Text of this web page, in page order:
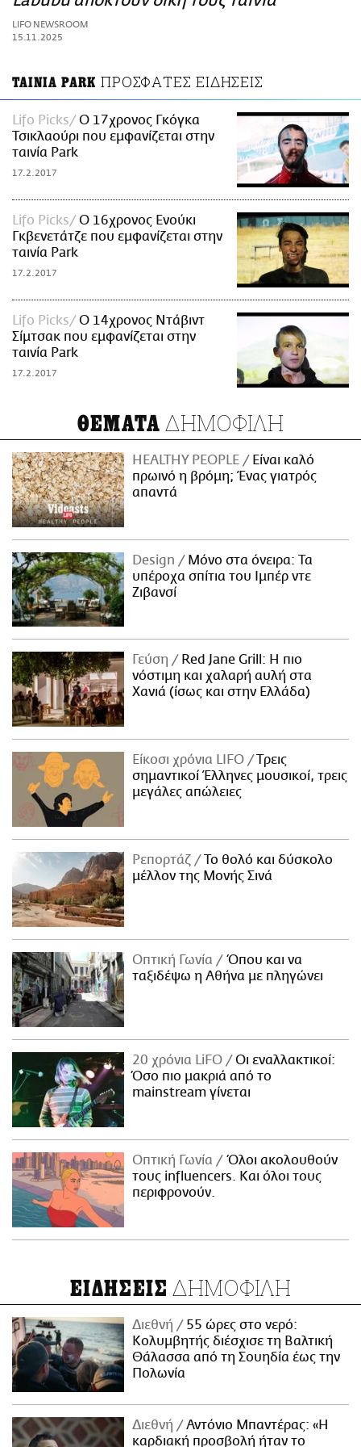
ΑΜΠΑ
PRINT
LIFO NEWSROOM
15.11.2025
ΤΑΙΝΙΑ PARK ΠΡΟΣΦΑΤΕΣ ΕΙΔΗΣΕΙΣ
Lifo Picks
Ο 17χρονος Γκόγκα
Τσικλαούρι που εμφανίζεται στην
ταινία Park
17.2.2017
Lifo Picks
Ο 16χρονος Ενούκι
Γκβενετάτζε που εμφανίζεται στην
ταινία Park
17.2.2017
Lifo Picks
O 14χρονος Ντάβιντ
Σίμτσακ που εμφανίζεται στην
ταινία Park
17.2.2017
ΘΕΜΑΤΑ ΔΗΜΟΦΙΛΗ
HEALTHY PEOPLE
Είναι καλό
πρωινό η βρόμη; Ένας γιατρός
απαντά
Design
Μόνο στα όνειρα: Τα
υπέροχα σπίτια του Ιμπέρ ντε
Ζιβανσί
Γεύση
Red Jane Grill: Η πιο
νόστιμη και χαλαρή αυλή στα
Χανιά (ίσως και στην Ελλάδα)
Είκοσι χρόνια LIFO
Tρεις
σημαντικοί Έλληνες μουσικοί, τρεις
μεγάλες απώλειες
Ρεπορτάζ
Το θολό και δύσκολο
μέλλον της Μονής Σινά
Οπτική Γωνία
Όπου και να
ταξιδέψω η Αθήνα με πληγώνει
20 χρόνια LiFO
Οι εναλλακτικοί:
Όσο πιο μακριά από το
mainstream γίνεται
Οπτική Γωνία
Όλοι ακολουθούν
τους influencers. Και όλοι τους
περιφρονούν.
ΕΙΔΗΣΕΙΣ ΔΗΜΟΦΙΛΗ
Διεθνή
55 ώρες στο νερό:
Κολυμβητής διέσχισε τη Βαλτική
Θάλασσα από τη Σουηδία έως την
Πολωνία
Διεθνή
Αντόνιο Μπαντέρας: «Η
καρδιακή προσβολή ήταν το